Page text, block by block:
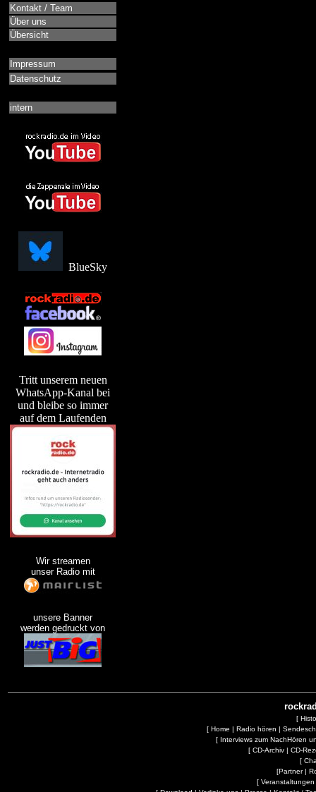
Kontakt / Team
Über uns
Übersicht
Impressum
Datenschutz
intern
BlueSky
Tritt unserem neuen
WhatsApp-Kanal bei
und bleibe so immer
auf dem Laufenden
Wir streamen
unser Radio mit
unsere Banner
werden gedruckt von
[
[ Home | Radio hören |
[ Interviews zum NachHören
[ CD-Archiv| CD-
[
[Partner|
[ Veranstaltungen